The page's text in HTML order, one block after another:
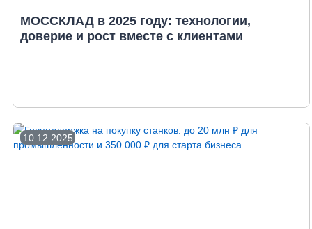
МОССКЛАД в 2025 году: технологии,
доверие и рост вместе с клиентами
10.12.2025